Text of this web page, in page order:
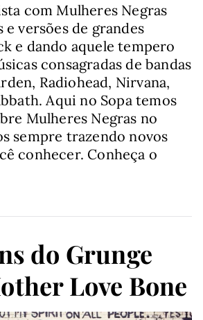
com Mulheres Negras
e versões de grandes
e dando aquele tempero
consagradas de bandas
Radiohead, Nirvana,
Aqui no Sopa temos
Mulheres Negras no
sempre trazendo novos
conhecer. Conheça o
do Grunge
Love Bone